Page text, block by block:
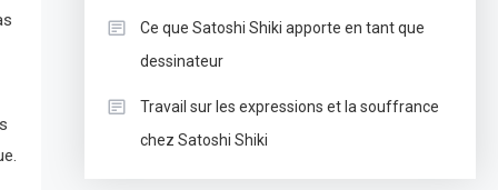
Ce que Satoshi Shiki apporte en tant que
dessinateur
Travail sur les expressions et la souffrance
chez Satoshi Shiki